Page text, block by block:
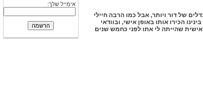
אימייל שלך:
של דור ויותר, אבל כמו הרבה חיילי
הכירו אותו באופן אישי, ובוודאי
אישית שהייתה לי אתו לפני כחמש שנים